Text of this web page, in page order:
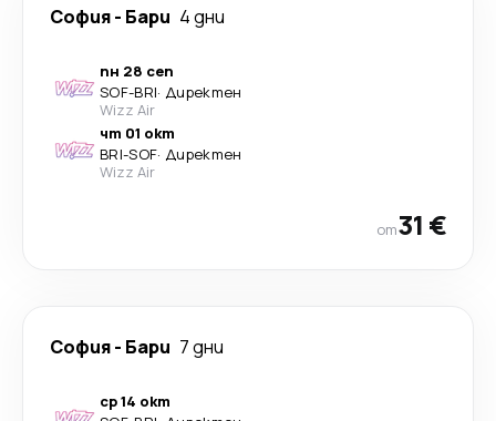
София- Бари 4 дни
пн 28 сеп
SOF-BRI· Директен
Wizz Air
чт 01 окт
BRI-SOF· Директен
Wizz Air
от31 €
София- Бари 7 дни
ср 14 окт